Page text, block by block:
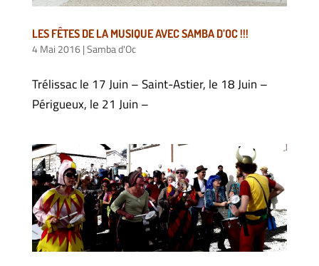
LES FÊTES DE LA MUSIQUE AVEC SAMBA D’OC !!!
4 Mai 2016|Samba d'Oc
Trélissac le 17 Juin – Saint-Astier, le 18 Juin –
Périgueux, le 21 Juin –